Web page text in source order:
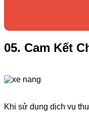
05. Cam Kết
Khi sử dụng dịch vụ